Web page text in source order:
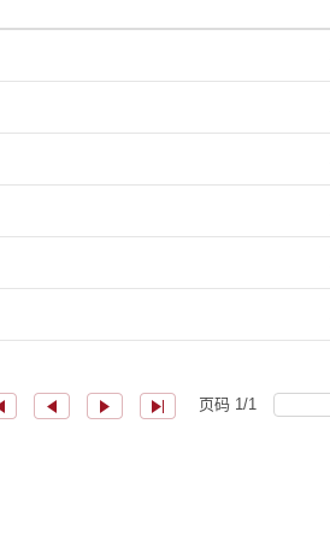
页码 1/1